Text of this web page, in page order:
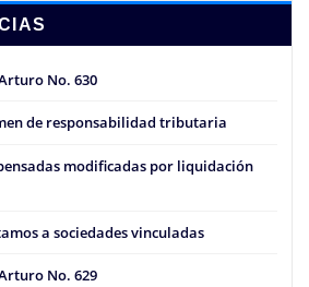
No. 630
de responsabilidad tributaria
modificadas por liquidación
a sociedades vinculadas
No. 629